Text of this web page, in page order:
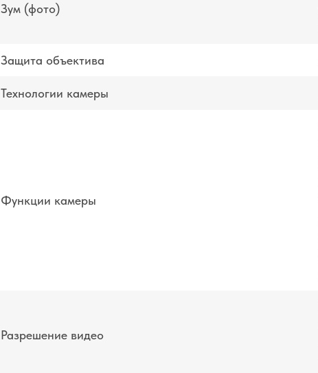
Зум (фото)
Защита объектива
Технологии камеры
Функции камеры
Разрешение видео